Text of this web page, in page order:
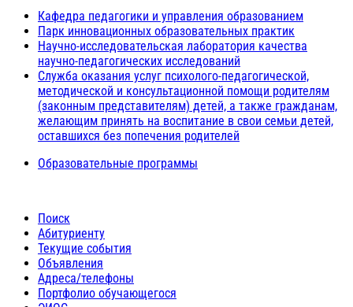
Кафедра педагогики и управления образованием
Парк инновационных образовательных практик
Научно-исследовательская лаборатория качества
научно-педагогических исследований
Служба оказания услуг психолого-педагогической,
методической и консультационной помощи родителям
(законным представителям) детей, а также гражданам,
желающим принять на воспитание в свои семьи детей,
оставшихся без попечения родителей
Образовательные программы
Поиск
Абитуриенту
Текущие события
Объявления
Адреса/телефоны
Портфолио обучающегося